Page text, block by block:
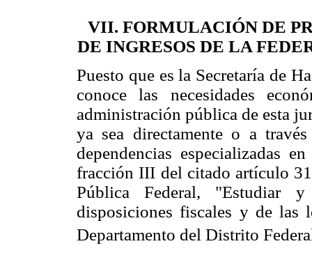
VII. FORMULACIÓN DE
DE INGRESOS DE LA
Puesto que es la Secretaría de
conoce las necesidades
administración pública de esta
ya sea directamente o a
dependencias especializadas
fracción III del citado artículo
Pública Federal, "Estudiar
disposiciones fiscales y de las
Departamento del Distrito